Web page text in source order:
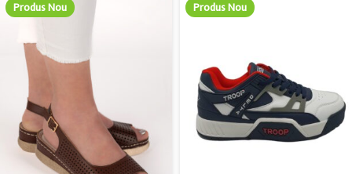
Produs Nou Produs Nou